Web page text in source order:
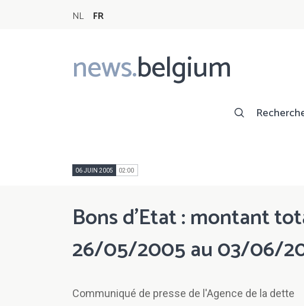
NL FR
news.belgium
Main
navigation
06 JUIN 2005 02:00
Bons d'Etat : montant
26/05/2005 au 03/06/
Communiqué de presse de l'Agence de la dette